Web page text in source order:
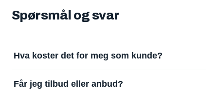
Spørsmål og svar
Hva koster det for meg som kunde?
å motta svar. Tjenesten finansieres av
Får jeg tilbud eller anbud?